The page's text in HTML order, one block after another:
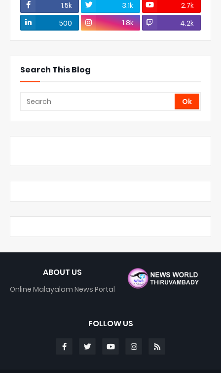
1.5k 3.1k
2.7k
500
1.8k 4.2k
Search This Blog
ABOUT US
Online Malayalam News Portal
FOLLOW US